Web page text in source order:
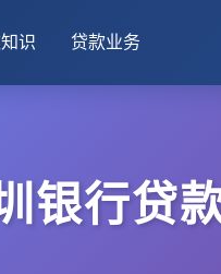
识 贷款业务
银行贷